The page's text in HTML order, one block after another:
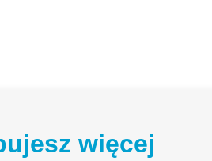
więcej